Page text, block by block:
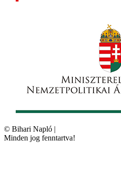
© Bihari Napló |
Minden jog fenntartva!